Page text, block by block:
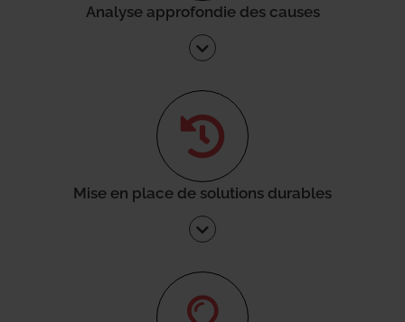
Analyse approfondie des causes
Mise en place de solutions durables